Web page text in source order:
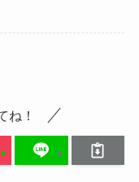
ね！